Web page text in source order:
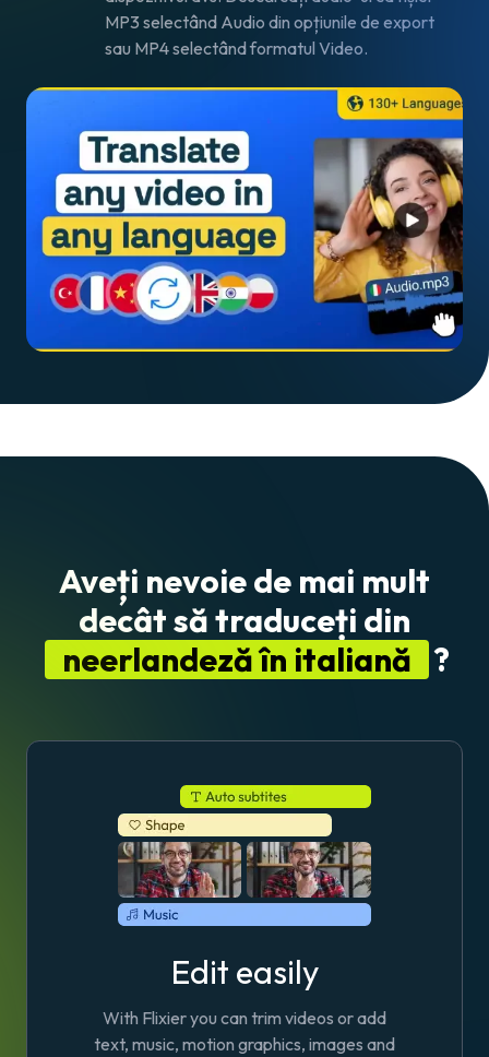
MP3 selectând Audio din opțiunile de export
sau MP4 selectând formatul Video.
Aveți nevoie de mai mult
decât să traduceți din
neerlandeză în italiană ?
Edit easily
With Flixier you can trim videos or add
text, music, motion graphics, images and